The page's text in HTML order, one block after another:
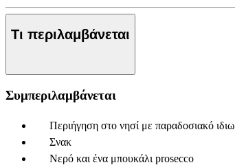
Τι περιλαμβάνεται
Συμπεριλαμβάνεται
Περιήγηση στο νησί με παραδοσιακό
Σνακ
Νερό και ένα μπουκάλι prosecco